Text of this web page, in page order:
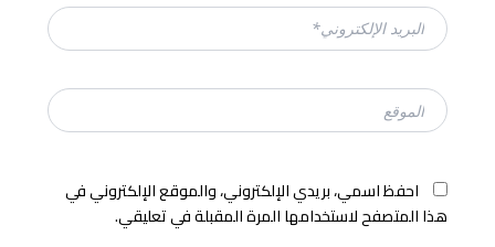
البريد
الإلكتروني*
الموقع
احفظ اسمي، بريدي الإلكتروني، والموقع الإلكتروني في
هذا المتصفح لاستخدامها المرة المقبلة في تعليقي.